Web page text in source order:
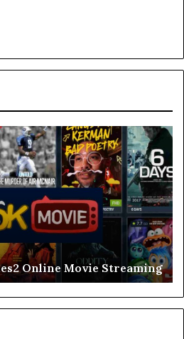
In To Lingo A